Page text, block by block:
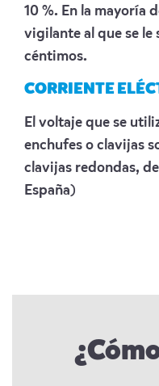
10 %. En la mayoría
vigilante al que se le
céntimos.
CORRIENTE
El voltaje que se
enchufes o clavijas
clavijas redondas,
España)